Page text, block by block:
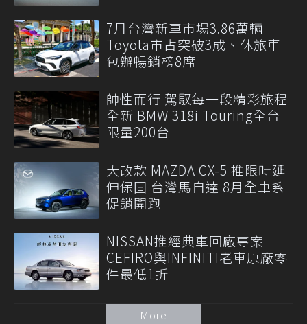
7月台灣新車市場3.86萬輛
Toyota市占突破3成、休旅車
包辦暢銷榜8席
帥性而行 駕馭每一段精彩旅程
全新 BMW 318i Touring全台
限量200台
大改款 MAZDA CX-5 推限時延
伸保固 台灣馬自達 8月全車系
促銷開跑
NISSAN推經典車回廠專案
CEFIRO與INFINITI老車原廠零
件最低1折
More